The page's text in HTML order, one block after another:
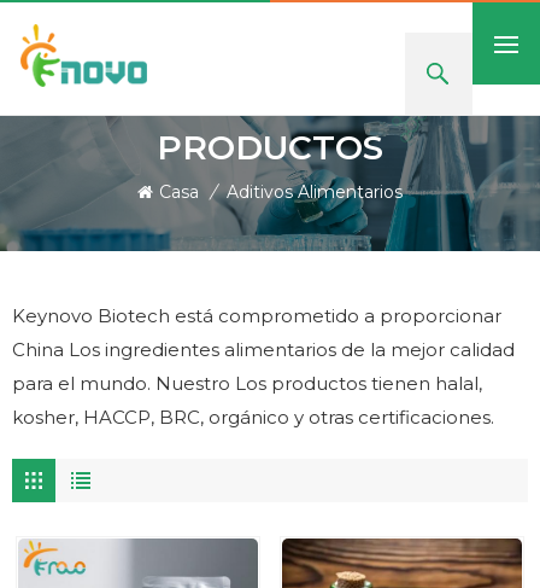
PRODUCTOS
Casa / Aditivos Alimentarios
Keynovo Biotech está comprometido a proporcionar
China Los ingredientes alimentarios de la mejor calidad
para el mundo. Nuestro Los productos tienen halal,
kosher, HACCP, BRC, orgánico y otras certificaciones.